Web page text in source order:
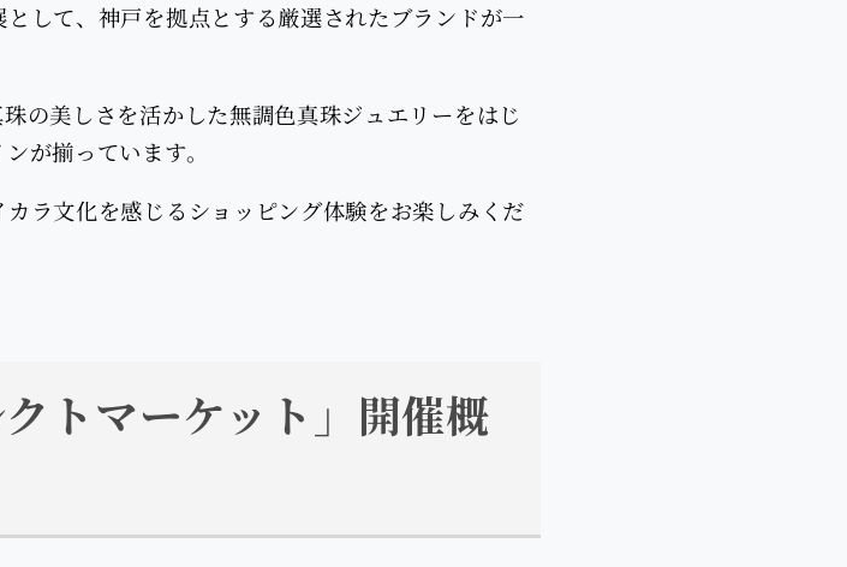
して、神戸を拠点とする厳選されたブランドが一
の美しさを活かした無調色真珠ジュエリーをはじ
が揃っています。
ラ文化を感じるショッピング体験をお楽しみくだ
トマーケット」開催概